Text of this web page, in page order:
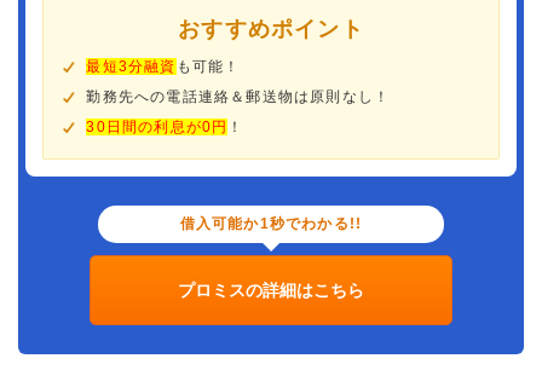
おすすめポイント
最短3分融資 も可能！
勤務先への電話連絡＆郵送物は原則なし！
30日間の利息が0円 ！
借入可能か1秒でわかる!!
プロミスの詳細はこちら